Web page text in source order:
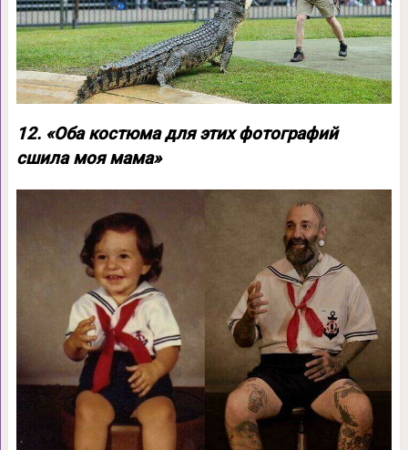
12. «Оба костюма для этих фотографий
сшила моя мама»